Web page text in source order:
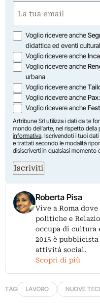
Nome
(Obbligatorio)
Opzioni
Voglio ricevere anche
didattica ed eventi
Voglio ricevere anche
Voglio ricevere anche
urbana
Voglio ricevere anche
Voglio ricevere anchePax
Voglio ricevere ancheFest
Artribune Srl utilizza i dati da te
mondo dell'arte, nel rispetto della
informativa. Iscrivendoti i tuoi
e trattati secondo le modalità
disiscriverti in qualsiasi momento
Iscriviti
Roberta Pisa
Vive a Roma
politiche e
occupa di cultura
2015 è
attività social.
Scopri di più
TAG LAVORO NUOVE